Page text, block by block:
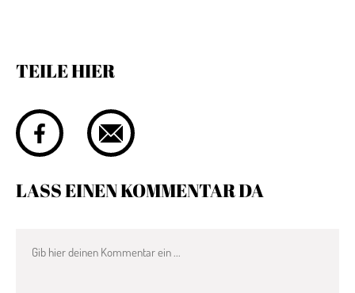
LASS EINEN KOMMENTAR DA
TEILE HIER